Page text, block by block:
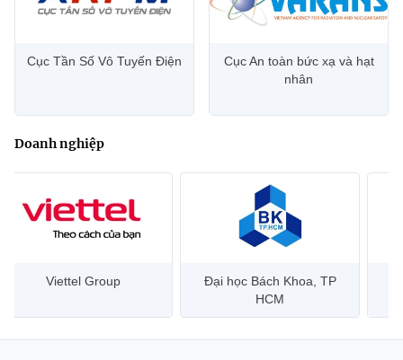
Cục Tần Số Vô Tuyến Điện
Cục An toàn bức xạ và hạt
nhân
Doanh nghiệp
Đại học Bách Khoa, TP
Bưu điện Việt Nam –
Vietnam Post